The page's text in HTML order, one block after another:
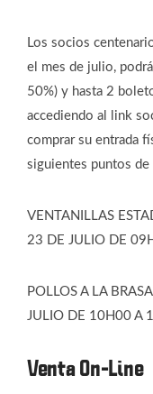
Los socios
el mes de julio,
50%) y hasta 2
accediendo al link
comprar su entrada
siguientes puntos de
VENTANILLAS
23 DE JULIO DE
POLLOS A LA
JULIO DE 10H00 A
Venta On-Line